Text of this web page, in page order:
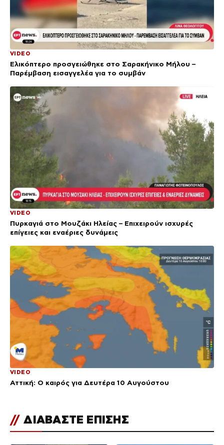
VIDEO
Ελικόπτερο προσγειώθηκε στο Σαρακήνικο Μήλου –
Παρέμβαση εισαγγελέα για το συμβάν
VIDEO
Πυρκαγιά στο Μουζάκι Ηλείας – Επιχειρούν ισχυρές
επίγειες και εναέριες δυνάμεις
VIDEO
Αττική: Ο καιρός για Δευτέρα 10 Αυγούστου
// ΔΙΑΒΑΣΤΕ ΕΠΙΣΗΣ